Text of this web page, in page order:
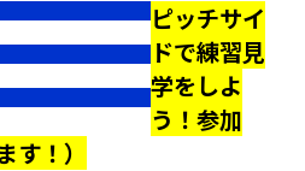
ピッチサイ
ドで練習見
学をしよ
う！参加
！）